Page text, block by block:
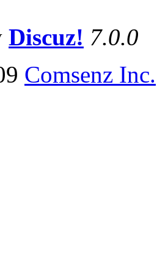
Discuz! 7.0.0
Comsenz Inc.